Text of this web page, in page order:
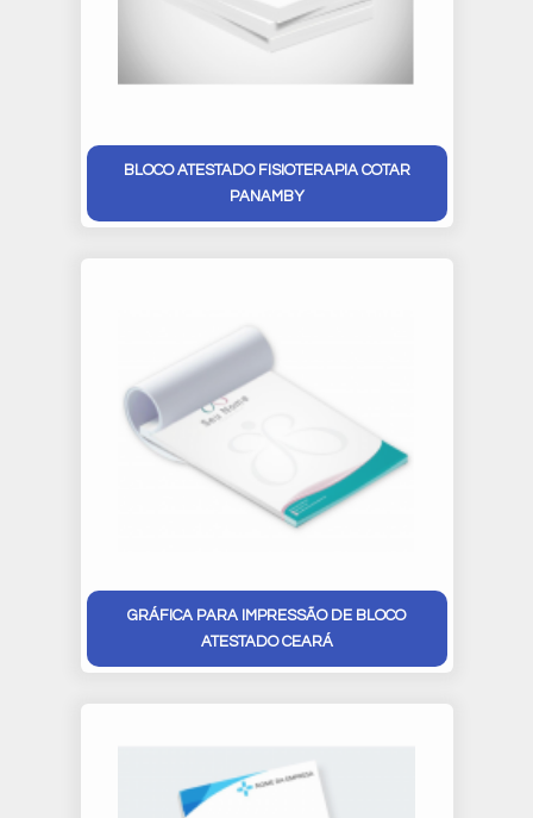
BLOCO ATESTADO FISIOTERAPIA COTAR
PANAMBY
GRÁFICA PARA IMPRESSÃO DE BLOCO
ATESTADO CEARÁ